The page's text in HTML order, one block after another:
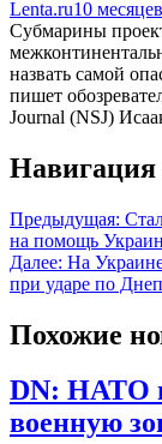
Lenta.ru10
Субмарины
назвать самой
пишет
Journal (NSJ)
Навигация
Предыдущая:
на помощь
Далее: На
при ударе по
Похожие
DN: НАТО
военную